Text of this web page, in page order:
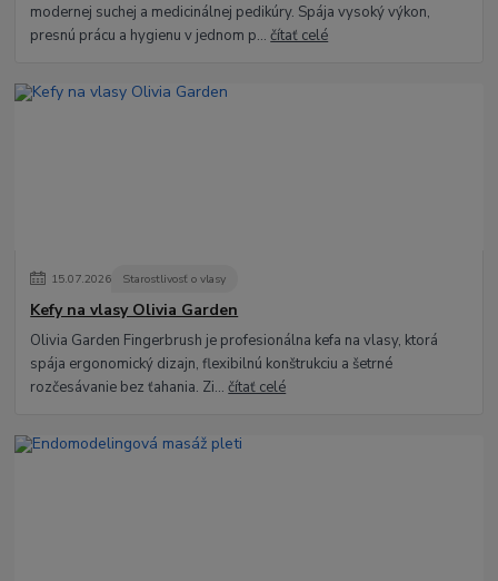
modernej suchej a medicinálnej pedikúry. Spája vysoký výkon,
presnú prácu a hygienu v jednom p...čítať celé
15.07.2026 Starostlivosť o vlasy
Kefy na vlasy Olivia Garden
Olivia Garden Fingerbrush je profesionálna kefa na vlasy, ktorá
spája ergonomický dizajn, flexibilnú konštrukciu a šetrné
rozčesávanie bez ťahania. Zi...čítať celé